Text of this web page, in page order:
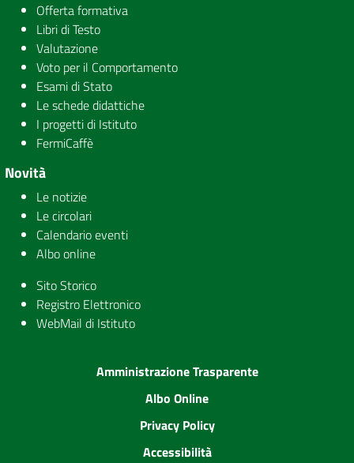
Offerta formativa
Libri di Testo
Valutazione
Voto per il Comportamento
Esami di Stato
Le schede didattiche
I progetti di Istituto
FermiCaffè
Novità
Le notizie
Le circolari
Calendario eventi
Albo online
Sito Storico
Registro Elettronico
WebMail di Istituto
Amministrazione Trasparente
Albo Online
Privacy Policy
Accessibilità